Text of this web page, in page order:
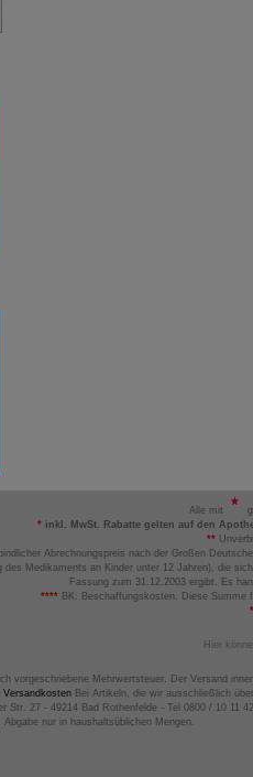
Alle mit
* inkl. MwSt. Rabatte gelten auf den
**
Abrechnungspreis nach der Großen
des Medikaments an Kinder unter 12 Jahren), die
Fassung zum 31.12.2003 ergibt. Es
**** BK: Beschaffungskosten. Diese
Hier
vorgeschriebene Mehrwertsteuer. Der Versand
Versandkosten Bei Artikeln, die wir ausschließlich
Str. 27 - 49214 Bad Rothenfelde - Tel 0800 / 10 11
nur in haushaltsüblichen Mengen.